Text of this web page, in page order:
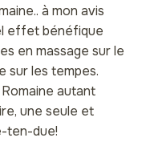
à mon avis
effet bénéfique
en massage sur le
sur les tempes.
autant
une seule et
ten-due!